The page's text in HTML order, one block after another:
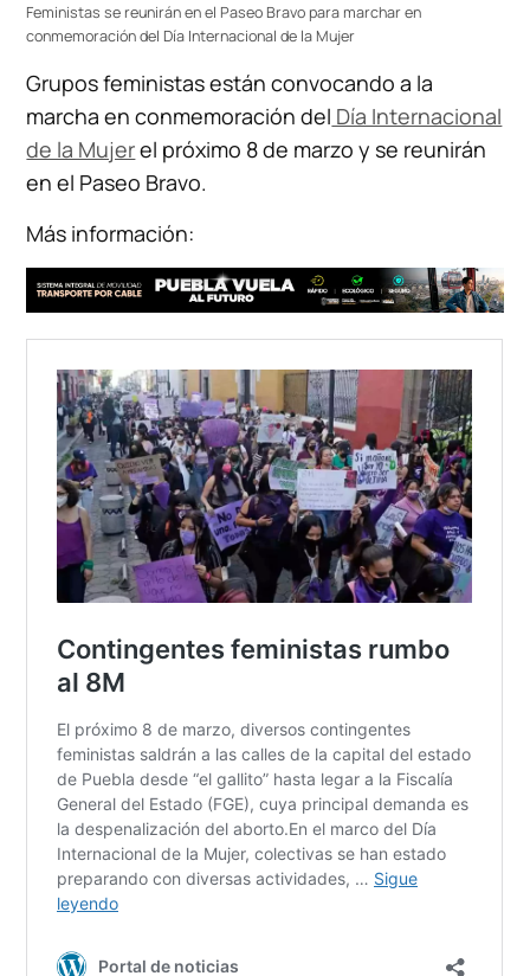
Feministas se reunirán en el Paseo Bravo para marchar en
conmemoración del Día Internacional de la Mujer
Grupos feministas están convocando a la
marcha en conmemoración del Día Internacional
de la Mujerel próximo 8 de marzo y se reunirán
en el Paseo Bravo.
Más información: